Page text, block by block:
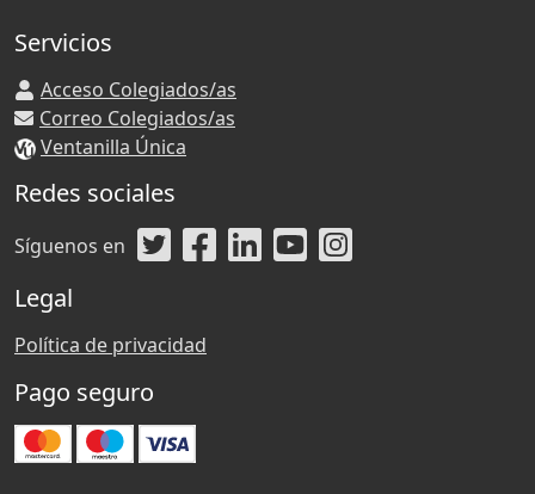
Servicios
Acceso Colegiados/as
Correo Colegiados/as
Ventanilla Única
Redes sociales
Síguenos en
Legal
Política de privacidad
Pago seguro